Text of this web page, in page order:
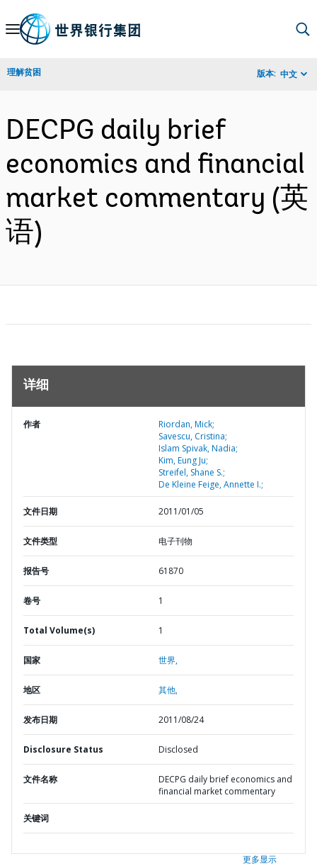
Skip
Navigation
理解贫困 版本: 中文
DECPG daily brief
economics and financial
market commentary (英
语)
详细
作者
Riordan, Mick;
Savescu, Cristina;
Islam Spivak, Nadia;
Kim, Eung Ju;
Streifel, Shane S.;
De Kleine Feige, Annette I.;
文件日期 2011/01/05
文件类型 电子刊物
报告号 61870
卷号 1
Total Volume(s) 1
国家 世界,
地区 其他,
发布日期 2011/08/24
Disclosure Status Disclosed
文件名称
DECPG daily brief economics and
financial market commentary
关键词
更多显示